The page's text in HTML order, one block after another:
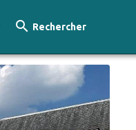
Rechercher